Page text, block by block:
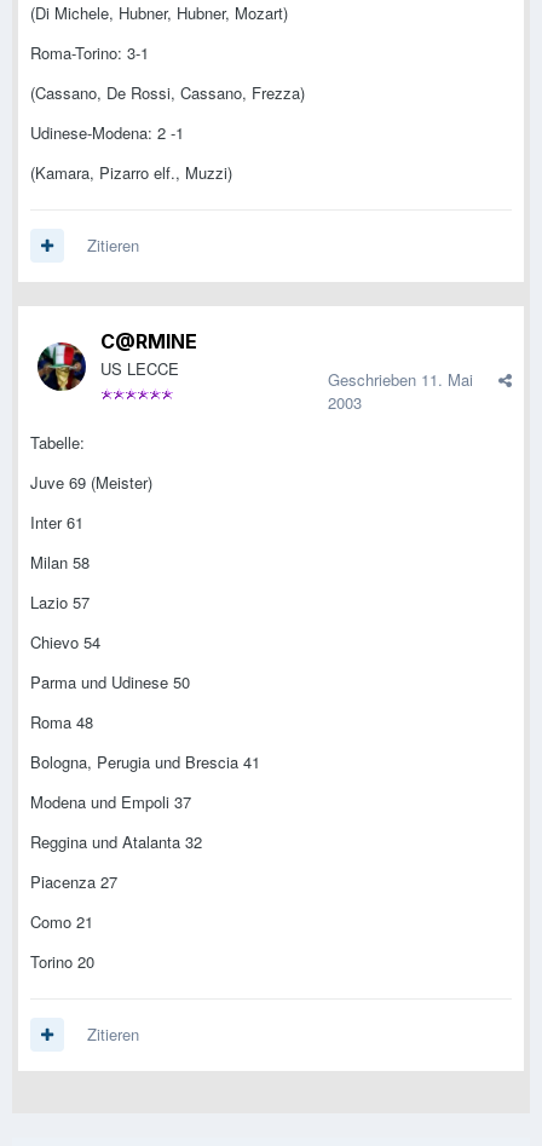
(Di Michele, Hubner, Hubner, Mozart)
Roma-Torino: 3-1
(Cassano, De Rossi, Cassano, Frezza)
Udinese-Modena: 2 -1
(Kamara, Pizarro elf., Muzzi)
Zitieren
C@RMINE
US LECCE Geschrieben 11. Mai
2003
Tabelle:
Juve 69 (Meister)
Inter 61
Milan 58
Lazio 57
Chievo 54
Parma und Udinese 50
Roma 48
Bologna, Perugia und Brescia 41
Modena und Empoli 37
Reggina und Atalanta 32
Piacenza 27
Como 21
Torino 20
Zitieren